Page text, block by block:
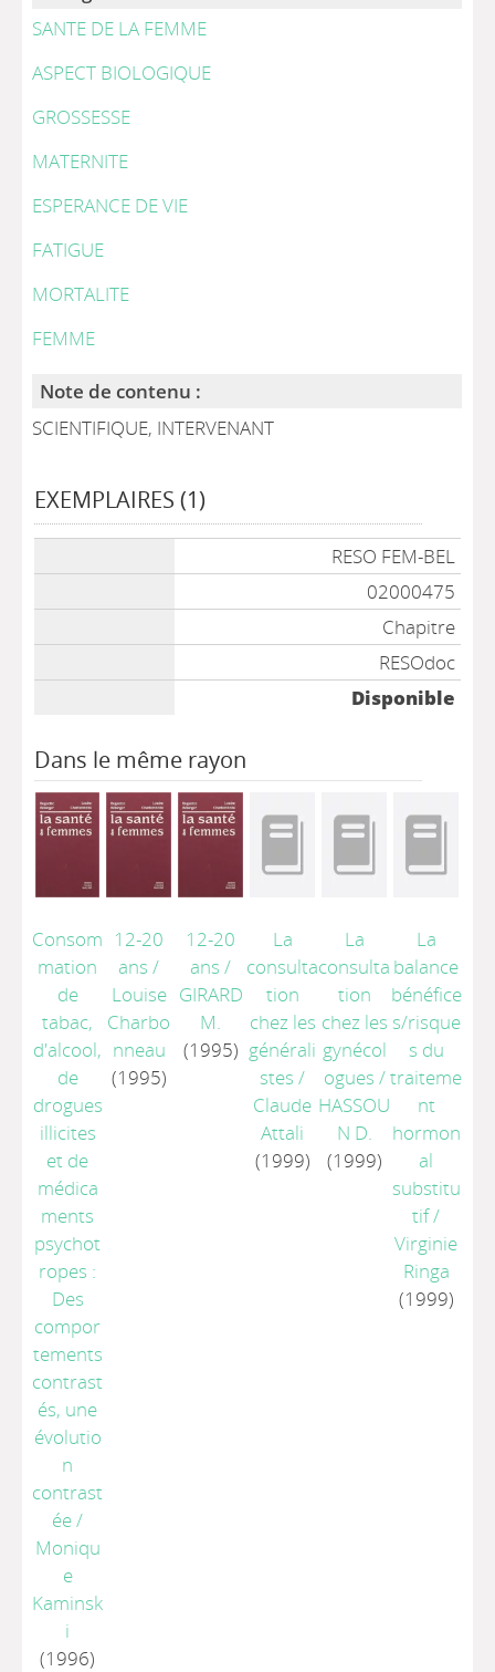
SANTE DE LA FEMME
ASPECT BIOLOGIQUE
GROSSESSE
MATERNITE
ESPERANCE DE VIE
FATIGUE
MORTALITE
FEMME
Note de contenu :
SCIENTIFIQUE, INTERVENANT
EXEMPLAIRES (1)
RESO FEM-BEL
02000475
Chapitre
RESOdoc
Disponible
Dans le même rayon
Consom
mation
de
tabac,
d'alcool,
de
drogues
illicites
et de
médica
ments
psychot
ropes :
Des
compor
tements
contrast
és, une
évolutio
n
contrast
ée/
Moniqu
e
Kaminsk
i
(1996)
12-20
ans /
Louise
Charbo
nneau
(1995)
12-20
ans /
GIRARD
M.
(1995)
La
consulta
tion
chez les
générali
stes /
Claude
Attali
(1999)
La
consulta
tion
chez les
gynécol
ogues /
HASSOU
N D.
(1999)
La
balance
bénéfice
s/risque
s du
traiteme
nt
hormon
al
substitu
tif/
Virginie
Ringa
(1999)